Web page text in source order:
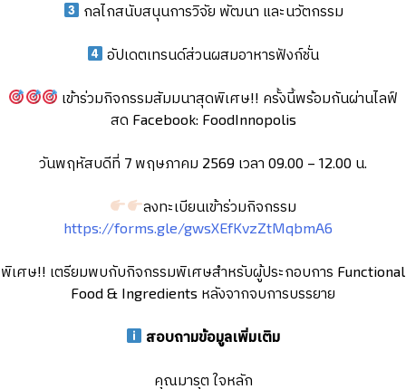
กลไกสนับสนุนการวิจัย พัฒนา และนวัตกรรม
อัปเดตเทรนด์ส่วนผสมอาหารฟังก์ชั่น
เข้าร่วมกิจกรรมสัมมนาสุดพิเศษ!! ครั้งนี้พร้อมกันผ่านไลฟ์
สด Facebook: FoodInnopolis
วันพฤหัสบดีที่ 7 พฤษภาคม 2569 เวลา 09.00 – 12.00 น.
ลงทะเบียนเข้าร่วมกิจกรรม
https://forms.gle/gwsXEfKvzZtMqbmA6
พิเศษ!! เตรียมพบกับกิจกรรมพิเศษสำหรับผู้ประกอบการ Functional
Food & Ingredients หลังจากจบการบรรยาย
สอบถามข้อมูลเพิ่มเติม
คุณมารุต ใจหลัก